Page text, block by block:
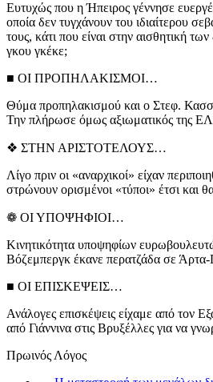
Ευτυχώς που η Ήπειρος γέννησε
οποία δεν τυγχάνουν του ιδιαίτερου
τους, κάτι που είναι στην αισθητική
γκου γκέκε;
■ ΟΙ ΠΡΟΠΗΛΑΚΙΣΜΟΙ…
Θύμα προπηλακισμού και ο Στεφ.
Την πλήρωσε όμως αξιωματικός της
❖ ΣΤΗΝ ΑΡΙΣΤΟΤΕΛΟΥΣ…
Λίγο πριν οι «αναρχικοί» είχαν
στρώνουν ορισμένοι «τύποι» έτσι και
❁ ΟΙ ΥΠΟΨΗΦΙΟΙ…
Κινητικότητα υποψηφίων
Βόζεμπεργκ έκανε περατζάδα σε
■ ΟΙ ΕΠΙΣΚΕΨΕΙΣ…
Ανάλογες επισκέψεις είχαμε από τον
από Γιάννινα στις Βρυξέλλες για να
Πρωινός Λόγος